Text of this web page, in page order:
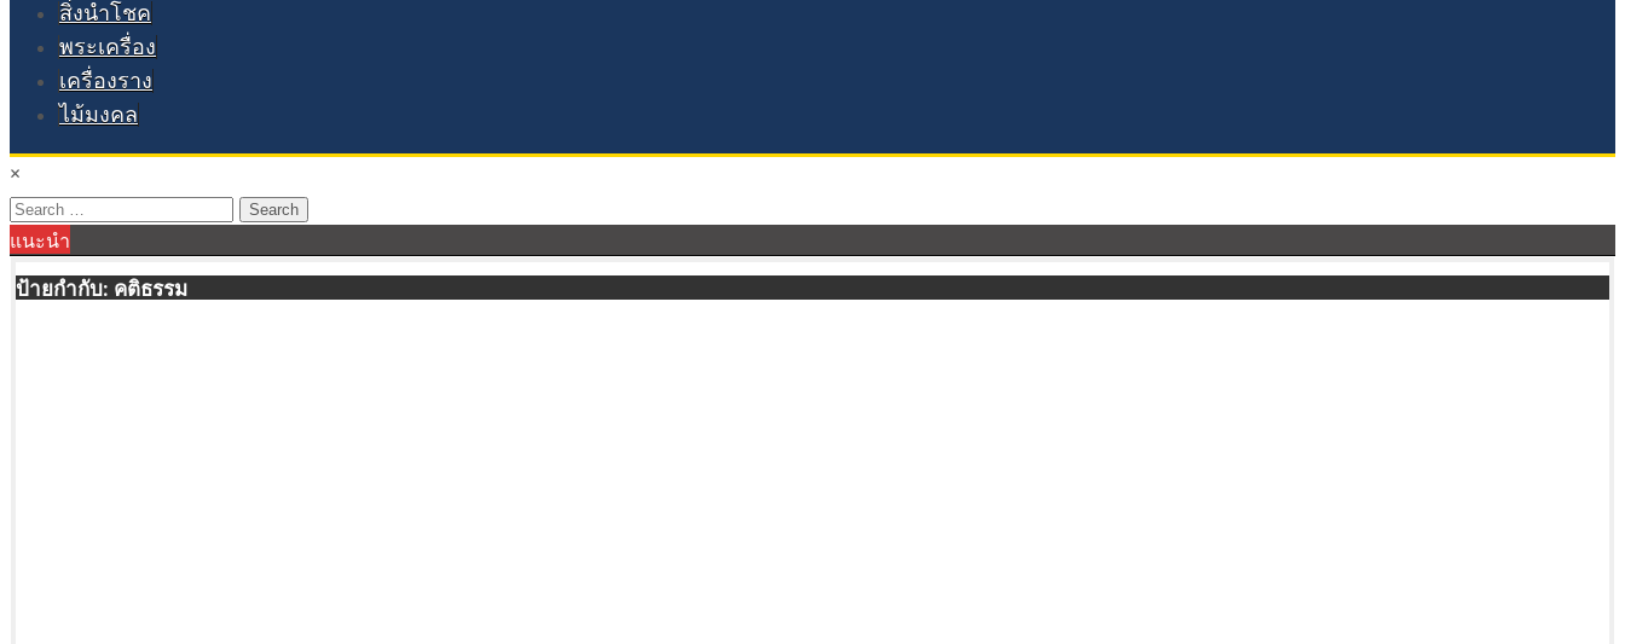
สิ่งนำโชค
พระเครื่อง
เครื่องราง
ไม้มงคล
×
Search
for:
แนะนำ
ป้ายกำกับ: คติธรรม